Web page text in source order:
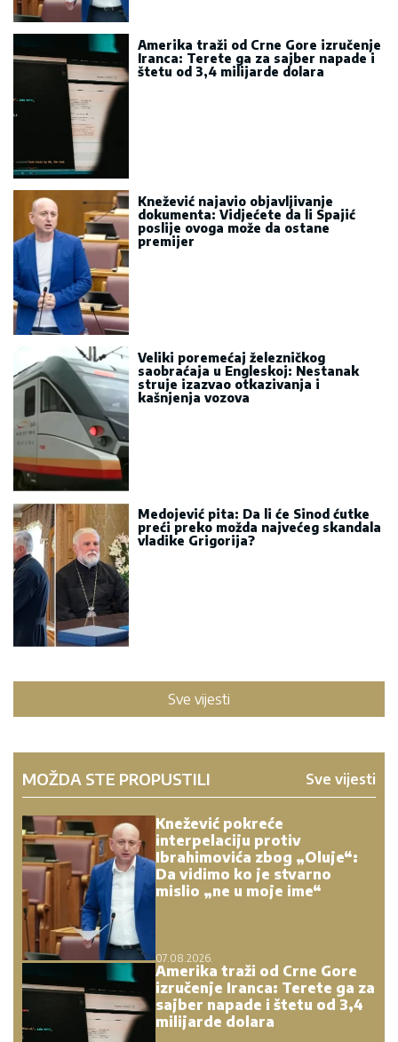
Amerika traži od Crne Gore izručenje
Iranca: Terete ga za sajber napade i
štetu od 3,4 milijarde dolara
Knežević najavio objavljivanje
dokumenta: Vidjećete da li Spajić
poslije ovoga može da ostane
premijer
Veliki poremećaj železničkog
saobraćaja u Engleskoj: Nestanak
struje izazvao otkazivanja i
kašnjenja vozova
Medojević pita: Da li će Sinod ćutke
preći preko možda najvećeg skandala
vladike Grigorija?
Sve vijesti
MOŽDA STE PROPUSTILI Sve vijesti
Knežević pokreće
interpelaciju protiv
Ibrahimovića zbog „Oluje“:
Da vidimo ko je stvarno
mislio „ne u moje ime“
07.08.2026.
Amerika traži od Crne Gore
izručenje Iranca: Terete ga za
sajber napade i štetu od 3,4
milijarde dolara